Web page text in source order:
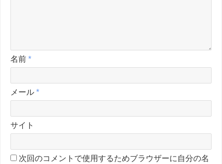
名前 *
メール *
サイト
次回のコメントで使用するためブラウザーに自分の名